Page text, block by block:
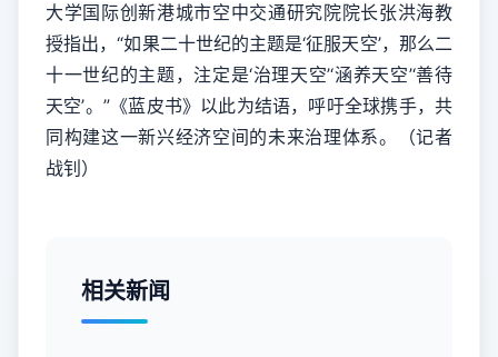
大学国际创新港城市空中交通研究院院长张洪海教
授指出，“如果二十世纪的主题是‘征服天空’，那么二
十一世纪的主题，注定是‘治理天空’‘涵养天空’‘善待
天空’。”《蓝皮书》以此为结语，呼吁全球携手，共
同构建这一新兴经济空间的未来治理体系。（记者
战钊）
相关新闻